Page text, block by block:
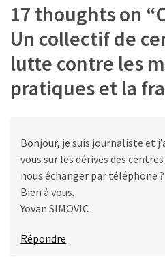
17 thoughts on “
Un collectif de
lutte contre les
pratiques et la
Bonjour, je suis journaliste et
vous sur les dérives des
nous échanger par téléphone ?
Bien à vous,
Yovan SIMOVIC
Répondre